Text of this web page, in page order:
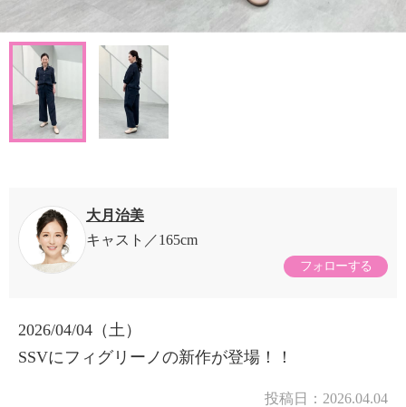
大月治美
キャスト
165cm
フォローする
2026/04/04（土）
SSVにフィグリーノの新作が登場！！
投稿日： 2026.04.04